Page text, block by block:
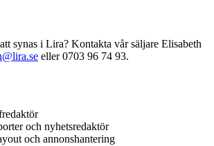
synas i Lira? Kontakta vår säljare Elisabeth
eller 0703 96 74 93.
och nyhetsredaktör
och annonshantering